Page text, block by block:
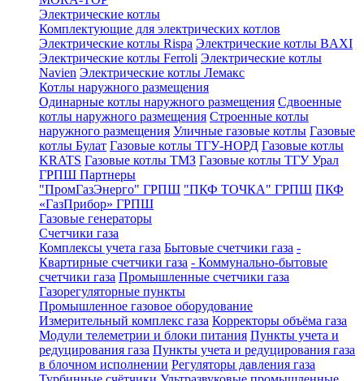
Электрические котлы
Комплектующие для электрических котлов
Электрические котлы Rispa Электрические котлы BAXI
Электрические котлы Ferroli Электрические котлы
Navien Электрические котлы Лемакс
Котлы наружного размещения
Одинарные котлы наружного размещения Сдвоенные
котлы наружного размещения Строенные котлы
наружного размещения Уличные газовые котлы Газовые
котлы Булат Газовые котлы ТГУ-НОРД Газовые котлы
KRATS Газовые котлы ТМЗ Газовые котлы ТГУ Урал
ГРПШ Партнеры
"ПромГазЭнерго" ГРПШ "ПКФ ТОЧКА" ГРПШ ПКФ
«ГазПрибор» ГРПШ
Газовые генераторы
Счетчики газа
Комплексы учета газа Бытовые счетчики газа -
Квартирные счетчики газа - Коммунально-бытовые
счетчики газа Промышленные счетчики газа
Газорегуляторные пункты
Промышленное газовое оборудование
Измерительный комплекс газа Корректоры объёма газа
Модули телеметрии и блоки питания Пункты учета и
редуцирования газа Пункты учета и редуцирования газа
в блочном исполнении Регуляторы давления газа